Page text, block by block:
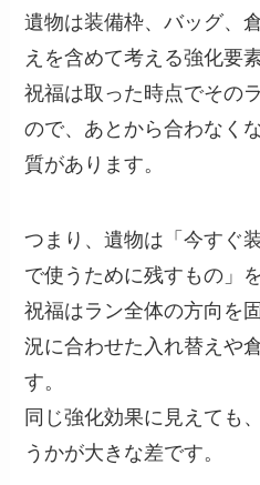
遺物は装備枠、バッグ、
えを含めて考える強化要
祝福は取った時点でその
ので、あとから合わなく
質があります。
つまり、遺物は「今すぐ
で使うために残すもの」
祝福はラン全体の方向を
況に合わせた入れ替えや
す。
同じ強化効果に見えても
うかが大きな差です。